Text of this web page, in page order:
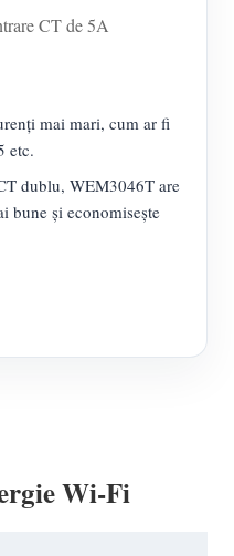
CT de 5A
mai mari, cum ar fi
etc.
dublu, WEM3046T are
bune și economisește
Wi-Fi